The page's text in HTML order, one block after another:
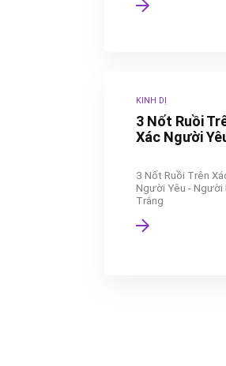
KINH DỊ
3 Nốt Ruồi
Xác Người
3 Nốt Ruồi Trên
Người Yêu - Người
Trắng